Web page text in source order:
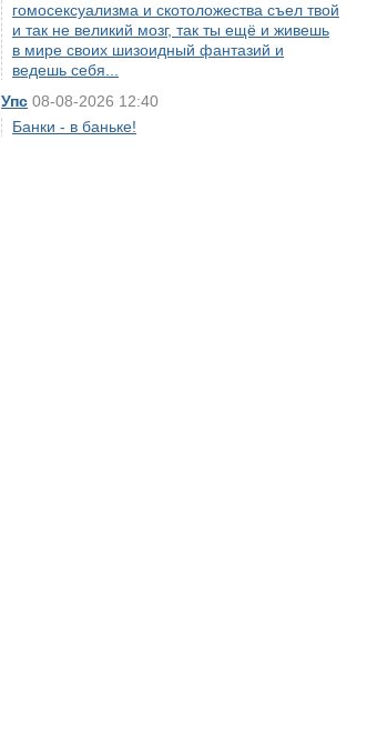
гомосексуализма и скотоложества съел твой
и так не великий мозг, так ты ещё и живешь
в мире своих шизоидный фантазий и
ведешь себя...
Упс 08-08-2026 12:40
Банки - в баньке!